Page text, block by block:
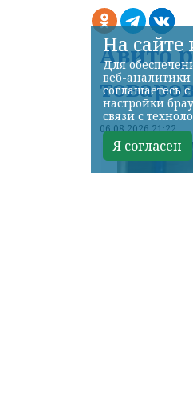
Авито
06.08.2026 21:22
На сайте
Для
веб-
соглашаетесь
настройки
связи с
Я согласен